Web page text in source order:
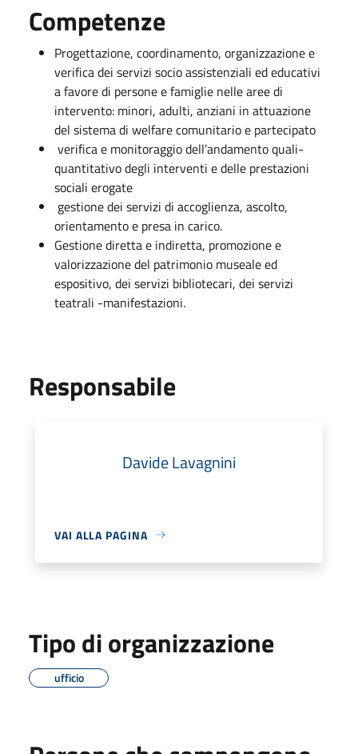
Competenze
Progettazione, coordinamento, organizzazione e
verifica dei servizi socio assistenziali ed educativi
a favore di persone e famiglie nelle aree di
intervento: minori, adulti, anziani in attuazione
del sistema di welfare comunitario e partecipato
verifica e monitoraggio dell’andamento quali-
quantitativo degli interventi e delle prestazioni
sociali erogate
gestione dei servizi di accoglienza, ascolto,
orientamento e presa in carico.
Gestione diretta e indiretta, promozione e
valorizzazione del patrimonio museale ed
espositivo, dei servizi bibliotecari, dei servizi
teatrali -manifestazioni.
Responsabile
Davide Lavagnini
VAI ALLA PAGINA
Tipo di organizzazione
ufficio